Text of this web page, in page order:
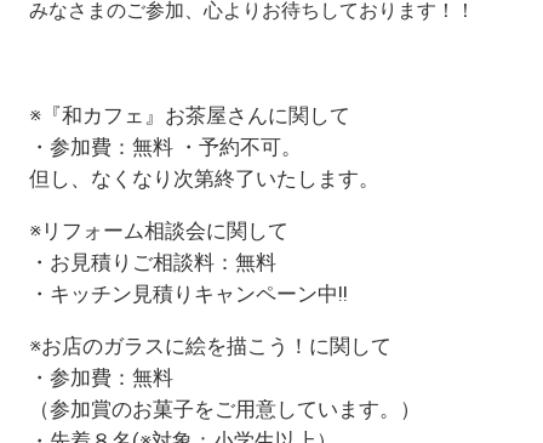
みなさまのご参加、心よりお待ちしております！！
※『和カフェ』お茶屋さんに関して
・参加費：無料 ・予約不可。
但し、なくなり次第終了いたします。
※リフォーム相談会に関して
・お見積りご相談料：無料
・キッチン見積りキャンペーン中!!
※お店のガラスに絵を描こう！に関して
・参加費：無料
（参加賞のお菓子をご用意しています。）